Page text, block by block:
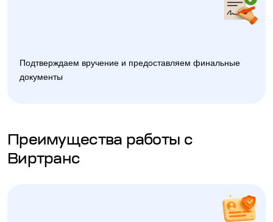
Подтверждаем вручение и предоставляем финальные
документы
Преимущества работы с
Виртранс